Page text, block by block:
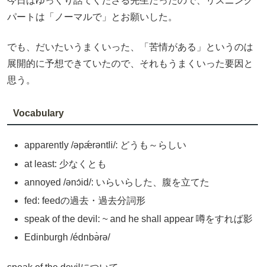
パートは「ノーマルで」とお願いした。
でも、だいたいうまくいった、「苦情がある」というのは
展開的に予想できていたので、それもうまくいった要因と
思う。
Vocabulary
apparently /əpǽrəntli/: どうも～らしい
at least: 少なくとも
annoyed /ənɔ́id/: いらいらした、腹を立てた
fed: feedの過去・過去分詞形
speak of the devil: ~ and he shall appear 噂をすれば影
Edinburgh /édnbə̀rə/